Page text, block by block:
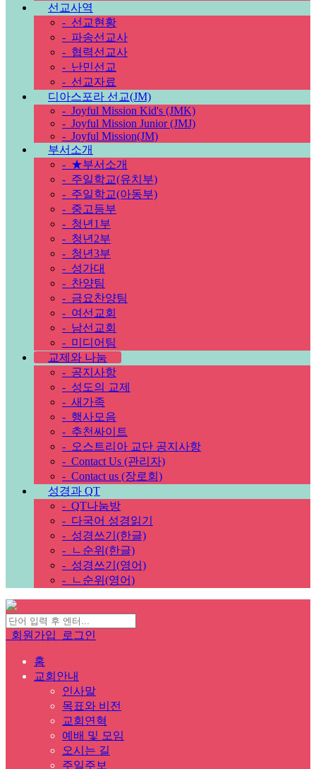
선교사역
- 선교현황
- 파송선교사
- 협력선교사
- 난민선교
- 선교자료
디아스포라 선교(JM)
- Joyful Mission Kid's (JMK)
- Joyful Mission Junior (JMJ)
- Joyful Mission(JM)
부서소개
- ★부서소개
- 주일학교(유치부)
- 주일학교(아동부)
- 중고등부
- 청년1부
- 청년2부
- 청년3부
- 성가대
- 찬양팀
- 금요찬양팀
- 여선교회
- 남선교회
- 미디어팀
교제와 나눔
- 공지사항
- 성도의 교제
- 새가족
- 행사모음
- 추천싸이트
- 오스트리아 교단 공지사항
- Contact Us (관리자)
- Contact us (장로회)
성경과 QT
- QT나눔방
- 다국어 성경읽기
- 성경쓰기(한글)
-
ㄴ순위(한글)
- 성경쓰기(영어)
-
ㄴ순위(영어)
회원가입 로그인
홈
교회안내
인사말
목표와 비전
교회연혁
예배 및 모임
오시는 길
주일주보